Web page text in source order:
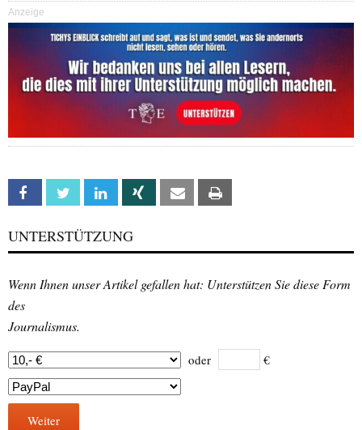
Anzeige
Facebook Twitter Linkedin Xing Email
UNTERSTÜTZUNG
Wenn Ihnen unser Artikel gefallen hat: Unterstützen Sie diese Form
des
Journalismus.
oder €
Weiter